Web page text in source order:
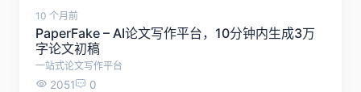
10 个月前
PaperFake – AI论文写作平台，10分钟内生成3万
字论文初稿
一站式论文写作平台
2051 0